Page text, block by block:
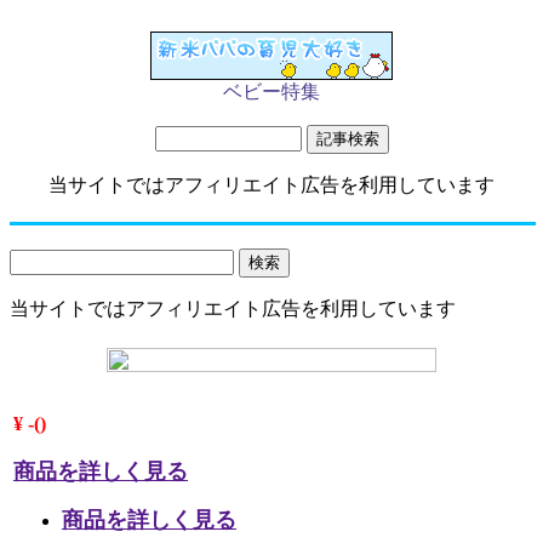
ベビー特集
当サイトではアフィリエイト広告を利用しています
当サイトではアフィリエイト広告を利用しています
¥ -()
商品を詳しく見る
商品を詳しく見る